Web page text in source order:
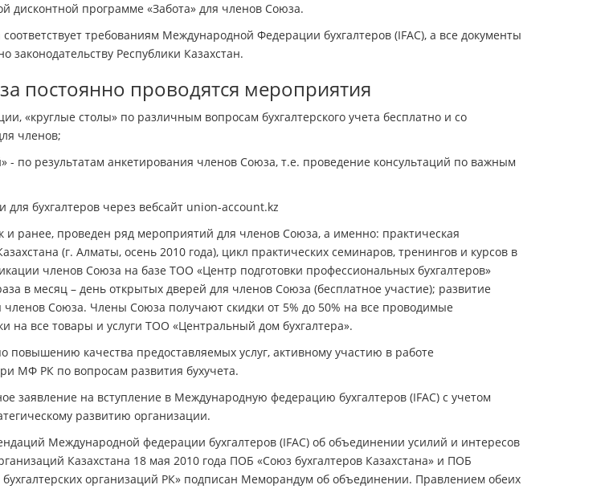
программе «Забота» для членов Союза.
требованиям Международной Федерации бухгалтеров (IFAC), а все документы
законодательству Республики Казахстан.
постоянно проводятся мероприятия
столы» по различным вопросам бухгалтерского учета бесплатно и со
членов;
результатам анкетирования членов Союза, т.е. проведение консультаций по важным
бухгалтеров через вебсайт union-account.kz
и ранее, проведен ряд мероприятий для членов Союза, а именно: практическая
(г. Алматы, осень 2010 года), цикл практических семинаров, тренингов и курсов в
членов Союза на базе ТОО «Центр подготовки профессиональных бухгалтеров»
в месяц – день открытых дверей для членов Союза (бесплатное участие); развитие
Союза. Члены Союза получают скидки от 5% до 50% на все проводимые
на все товары и услуги ТОО «Центральный дом бухгалтера».
повышению качества предоставляемых услуг, активному участию в работе
МФ РК по вопросам развития бухучета.
заявление на вступление в Международную федерацию бухгалтеров (IFAC) с учетом
развитию организации.
Международной федерации бухгалтеров (IFAC) об объединении усилий и интересов
Казахстана 18 мая 2010 года ПОБ «Союз бухгалтеров Казахстана» и ПОБ
бухгалтерских организаций РК» подписан Меморандум об объединении. Правлением обеих